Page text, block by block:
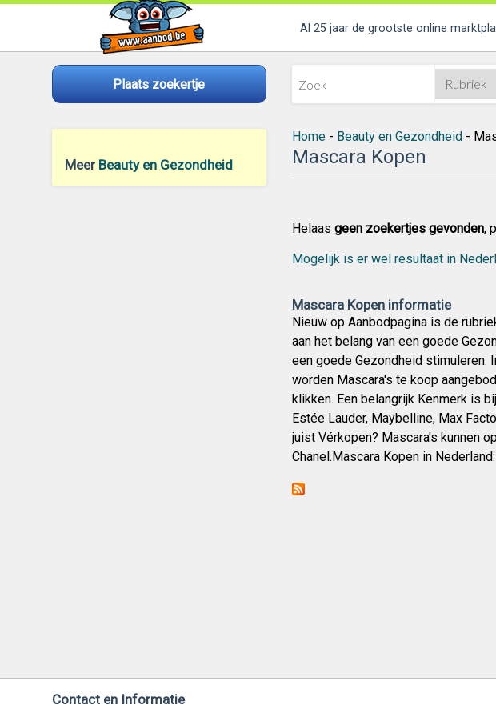
Al 25 jaar de grootste online
Plaats zoekertje
Meer Beauty en Gezondheid
Home- Beauty en Gezondheid-
Mascara Kopen
Helaas geen zoekertjes gevonden,
Mogelijk is er wel resultaat in
Mascara Kopen informatie
Nieuw op Aanbodpagina is de
aan het belang van een goede
een goede Gezondheid stimuleren.
worden Mascara's te koop
klikken. Een belangrijk Kenmerk is
Estée Lauder, Maybelline, Max
juist Vérkopen? Mascara's kunnen
Chanel.Mascara Kopen in Nederland:
Contact en Informatie